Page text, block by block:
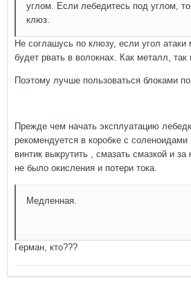
углом. Если лебедитесь под углом,
клюз.
Не соглашусь по клюзу, если угол атаки
будет рвать в волокнах. Как металл, так
Поэтому лучше пользоваться блоками
Прежде чем начать эксплуатацию
рекомендуется в коробке с
винтик выкрутить , смазать смазкой и
не было окисления и потери тока.
Медленная.
Герман, кто???